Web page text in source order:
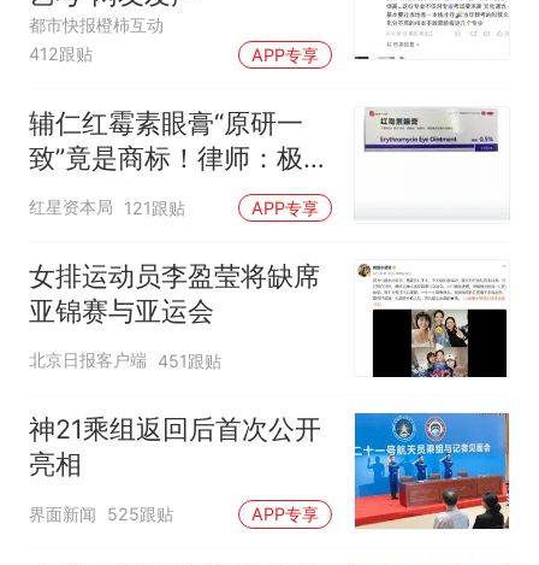
都市快报橙柿互动
412跟贴
APP专享
辅仁红霉素眼膏“原研一
致”竟是商标！律师：极易
误导消费者，不妥
红星资本局 121跟贴 APP专享
女排运动员李盈莹将缺席
亚锦赛与亚运会
北京日报客户端 451跟贴
神21乘组返回后首次公开
亮相
界面新闻 525跟贴 APP专享